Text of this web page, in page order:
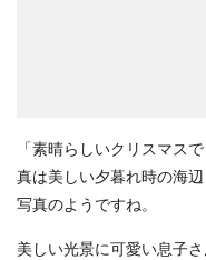
「素晴らしいクリスマス
真は美しい夕暮れ時の海
写真のようですね。
美しい光景に可愛い息子